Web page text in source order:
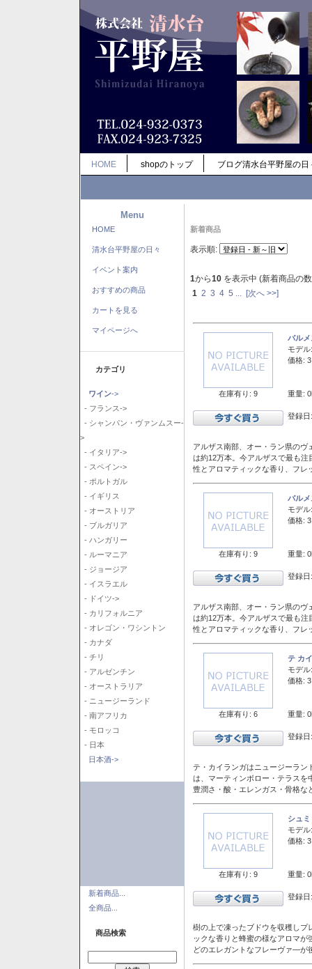
HOME shopのトップ ブログ清水台平野屋の日
Menu
HOME
清水台平野屋の日々
イベント案内
おすすめの商品
カートを見る
マイページへ
カテゴリ
ワイン->
- フランス->
- シャンパン・ヴァンムスー-
>
- イタリア->
- スペイン->
- ポルトガル
- イギリス
- オーストリア
- ブルガリア
- ハンガリー
- ルーマニア
- ジョージア
- イスラエル
- ドイツ->
- カリフォルニア
- オレゴン・ワシントン
- カナダ
- チリ
- アルゼンチン
- オーストラリア
- ニュージーランド
- 南アフリカ
- モロッコ
- 日本
日本酒->
新着商品...
全商品...
商品検索
新着商品
表示順:
1から10 を表示中 (新着商品の
1 2 3 4 5 [次へ >>]
在庫有り: 9
バル
モデル:
価格:
重量:
登録
アルザス南部、オー・ラン県の
は約12万本。今アルザスで最も
性とアロマティックな香り、フレ
在庫有り: 9
バル
モデル:
価格:
重量:
登録
アルザス南部、オー・ラン県の
は約12万本。今アルザスで最も
性とアロマティックな香り、フレ
在庫有り: 6
テ カ
モデル:
価格:
重量:
登録
テ・カイランガはニュージーラン
は、マーティンボロー・テラスを
豊潤さ・酸・エレンガス・骨格
在庫有り: 9
シュ
モデル:
価格:
重量:
登録
樹の上で凍ったブドウを収穫しプ
ックな香りと蜂蜜の様なアロマ
どのエレガントなフレーヴァ―が